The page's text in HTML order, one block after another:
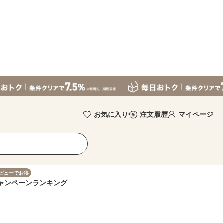
お気に入り 注文履歴 マイページ
ューでお得
ンペーンランキング